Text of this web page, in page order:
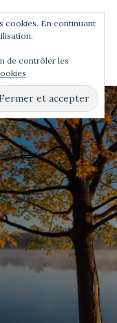
to close
où
àta
cookies. En continuant
de contrôler les